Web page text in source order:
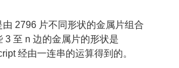
由 2796 片不同形状的金属片组合
3 至 n 边的金属片的形状是
经由一连串的运算得到的。